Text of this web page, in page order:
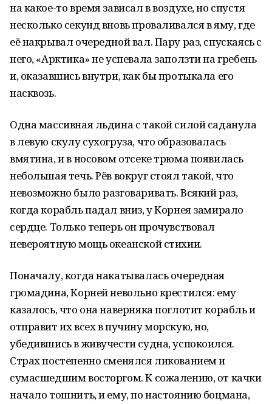
на какое-то время зависал в воздухе, но спустя
несколько секунд вновь проваливался в яму, где
её накрывал очередной вал. Пару раз, спускаясь с
него, «Арктика» не успевала заползти на гребень
и, оказавшись внутри, как бы протыкала его
насквозь.
Одна массивная льдина с такой силой саданула
в левую скулу сухогруза, что образовалась
вмятина, и в носовом отсеке трюма появилась
небольшая течь. Рёв вокруг стоял такой, что
невозможно было разговаривать. Всякий раз,
когда корабль падал вниз, у Корнея замирало
сердце. Только теперь он прочувствовал
невероятную мощь океанской стихии.
Поначалу, когда накатывалась очередная
громадина, Корней невольно крестился: ему
казалось, что она наверняка поглотит корабль и
отправит их всех в пучину морскую, но,
убедившись в живучести судна, успокоился.
Страх постепенно сменялся ликованием и
сумасшедшим восторгом. К сожалению, от качки
начало тошнить, и ему, по настоянию боцмана,